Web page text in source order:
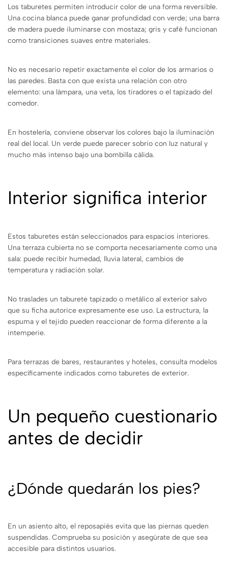
Los taburetes permiten introducir color de una forma reversible.
Una cocina blanca puede ganar profundidad con verde; una barra
de madera puede iluminarse con mostaza; gris y café funcionan
como transiciones suaves entre materiales.
No es necesario repetir exactamente el color de los armarios o
las paredes. Basta con que exista una relación con otro
elemento: una lámpara, una veta, los tiradores o el tapizado del
comedor.
En hostelería, conviene observar los colores bajo la iluminación
real del local. Un verde puede parecer sobrio con luz natural y
mucho más intenso bajo una bombilla cálida.
Interior significa interior
Estos taburetes están seleccionados para espacios interiores.
Una terraza cubierta no se comporta necesariamente como una
sala: puede recibir humedad, lluvia lateral, cambios de
temperatura y radiación solar.
No traslades un taburete tapizado o metálico al exterior salvo
que su ficha autorice expresamente ese uso. La estructura, la
espuma y el tejido pueden reaccionar de forma diferente a la
intemperie.
Para terrazas de bares, restaurantes y hoteles, consulta modelos
específicamente indicados como taburetes de exterior.
Un pequeño cuestionario
antes de decidir
¿Dónde quedarán los pies?
En un asiento alto, el reposapiés evita que las piernas queden
suspendidas. Comprueba su posición y asegúrate de que sea
accesible para distintos usuarios.